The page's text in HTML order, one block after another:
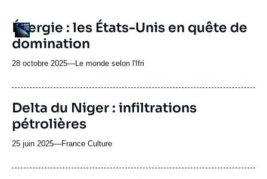
Logo
URL
de
Spotify
Énergie : les États-Unis en quête de
domination
28 octobre 2025—Nom
journal,
ou
émission
Le monde selon l'Ifri
Delta du Niger : infiltrations
pétrolières
25 juin 2025—Nom
journal,
France Culture